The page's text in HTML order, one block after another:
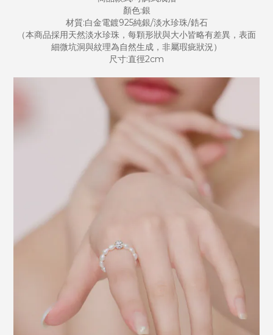
顏色:銀
材質:白金電鍍925純銀/淡水珍珠/鋯石
（本商品採用天然淡水珍珠，每顆形狀與大小皆略有差異，表面
細微坑洞與紋理為自然生成，非屬瑕疵狀況）
尺寸:直徑2cm